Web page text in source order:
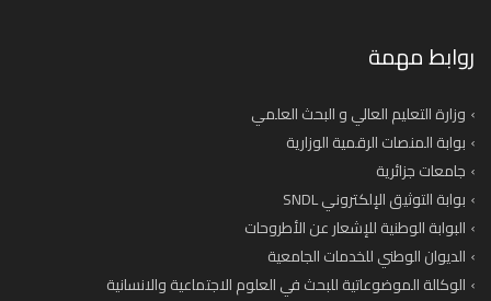
روابط مهمة
وزارة التعليم العالي و البحث العلمي
بوابة المنصات الرقمية الوزارية
جامعات جزائرية
بوابة التوثيق الإلكتروني SNDL
البوابة الوطنية للإشعار عن الأطروحات
الديوان الوطني للخدمات الجامعية
الوكالة الموضوعاتية للبحث في العلوم الاجتماعية والانسانية